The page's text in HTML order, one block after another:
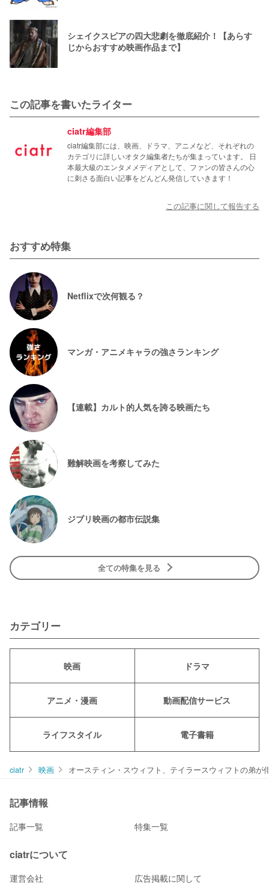
シェイクスピアの四大悲劇を徹底紹介！【あらす
じからおすすめ映画作品まで】
この記事を書いたライター
ciatr編集部
ciatr編集部には、映画、ドラマ、アニメなど、それぞれの
カテゴリに詳しいオタク編集者たちが集まっています。 日
本最大級のエンタメメディアとして、ファンの皆さんの心
に刺さる面白い記事をどんどん発信していきます！
この記事に関して報告する
おすすめ特集
Netflixで次何観る？
マンガ・アニメキャラの強さランキング
【連載】カルト的人気を誇る映画たち
難解映画を考察してみた
ジブリ映画の都市伝説集
全ての特集を見る
カテゴリー
映画 ドラマ
アニメ・漫画 動画配信サービス
ライフスタイル 電子書籍
ciatr 映画 オースティン・スウィフト、テイラースウィフトの弟が
記事情報
記事一覧 特集一覧
ciatrについて
運営会社 広告掲載に関して